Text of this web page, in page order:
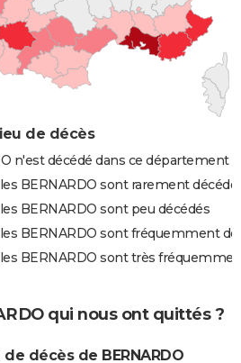
de décès
n'est décédé dans ce département
BERNARDO sont rarement
BERNARDO sont peu décédés
BERNARDO sont fréquemment
BERNARDO sont très
qui nous ont quittés ?
décès de BERNARDO